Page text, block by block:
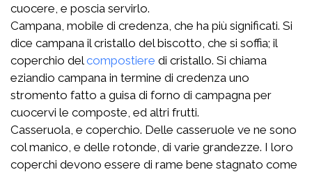
cuocere, e poscia servirlo.
Campana, mobile di credenza, che ha più significati. Si
dice campana il cristallo del biscotto, che si soffia; il
coperchio delcompostiere di cristallo. Si chiama
eziandio campana in termine di credenza uno
stromento fatto a guisa di forno di campagna per
cuocervi le composte, ed altri frutti.
Casseruola, e coperchio. Delle casseruole ve ne sono
col manico, e delle rotonde, di varie grandezze. I loro
coperchi devono essere di rame bene stagnato come